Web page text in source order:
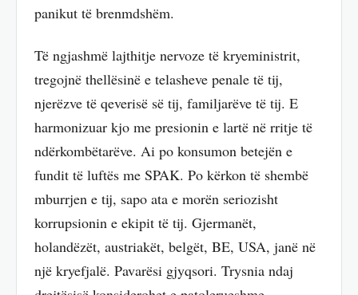
panikut të brenmdshëm.
Të ngjashmë lajthitje nervoze të kryeministrit,
tregojnë thellësinë e telasheve penale të tij,
njerëzve të qeverisë së tij, familjarëve të tij. E
harmonizuar kjo me presionin e lartë në rritje të
ndërkombëtarëve. Ai po konsumon betejën e
fundit të luftës me SPAK. Po kërkon të shembë
mburrjen e tij, sapo ata e morën seriozisht
korrupsionin e ekipit të tij. Gjermanët,
holandëzët, austriakët, belgët, BE, USA, janë në
një kryefjalë. Pavarësi gjyqsori. Trysnia ndaj